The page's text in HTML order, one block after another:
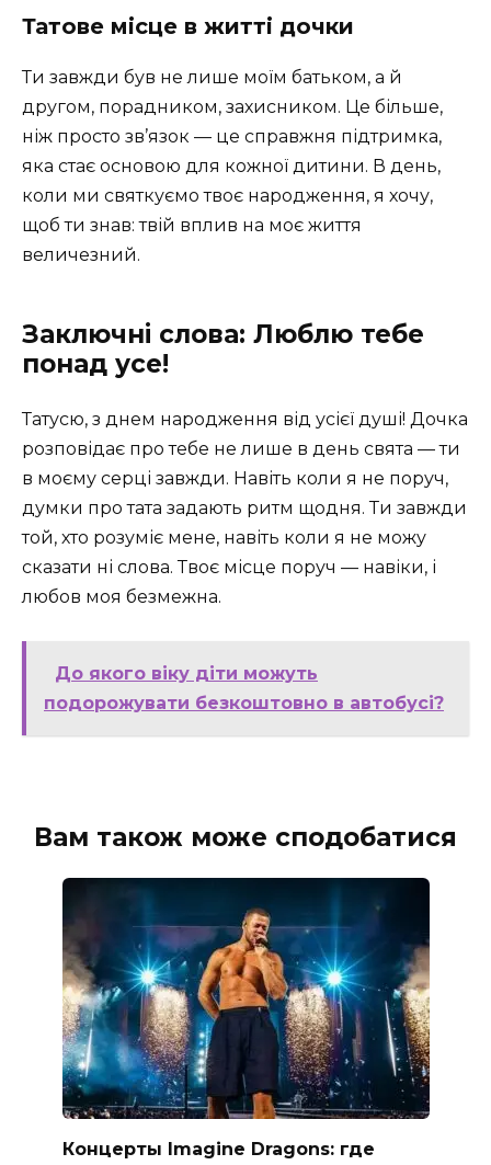
Татове місце в житті дочки
Ти завжди був не лише моїм батьком, а й
другом, порадником, захисником. Це більше,
ніж просто зв’язок — це справжня підтримка,
яка стає основою для кожної дитини. В день,
коли ми святкуємо твоє народження, я хочу,
щоб ти знав: твій вплив на моє життя
величезний.
Заключні слова: Люблю тебе
понад усе!
Татусю, з днем народження від усієї душі! Дочка
розповідає про тебе не лише в день свята — ти
в моєму серці завжди. Навіть коли я не поруч,
думки про тата задають ритм щодня. Ти завжди
той, хто розуміє мене, навіть коли я не можу
сказати ні слова. Твоє місце поруч — навіки, і
любов моя безмежна.
До якого віку діти можуть
подорожувати безкоштовно в автобусі?
Вам також може сподобатися
Концерты Imagine Dragons: где